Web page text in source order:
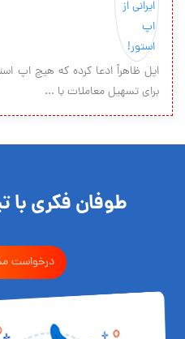
اپل ظاهراً ادعا کرده که هیچ اپ
برای تسهیل معاملات با ...
طوفان فکری با
درخواست